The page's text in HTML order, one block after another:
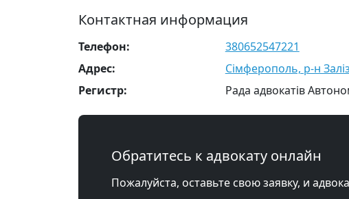
Контактная информация
Телефон:
380652547221
Адрес:
Сімферополь, р-н
Регистр:
Рада адвокатів
Обратитесь к адвокату онлайн
Пожалуйста, оставьте свою заявку, и